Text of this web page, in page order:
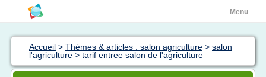
Menu
Accueil > Thèmes & articles : salon agriculture > salon
l'agriculture > tarif entree salon de l'agriculture